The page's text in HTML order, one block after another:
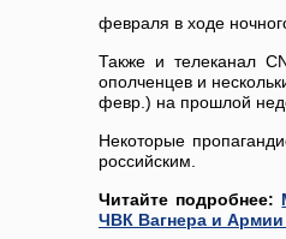
февраля в ходе
Также и телеканал
ополченцев и
февр.) на прошлой
Некоторые
российским.
Читайте подробнее:
ЧВК Вагнера и